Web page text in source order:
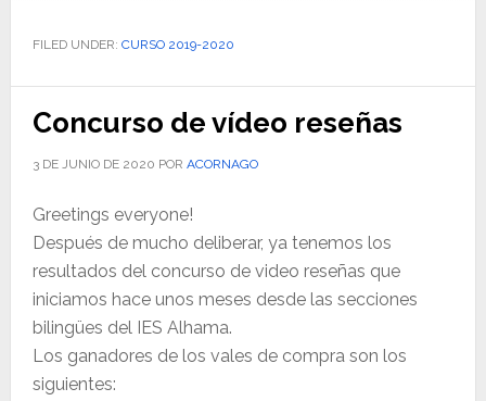
FILED UNDER: CURSO 2019-2020
Concurso de vídeo reseñas
3 DE JUNIO DE 2020 POR ACORNAGO
Greetings everyone!
Después de mucho deliberar, ya tenemos los
resultados del concurso de video reseñas que
iniciamos hace unos meses desde las secciones
bilingües del IES Alhama.
Los ganadores de los vales de compra son los
siguientes: